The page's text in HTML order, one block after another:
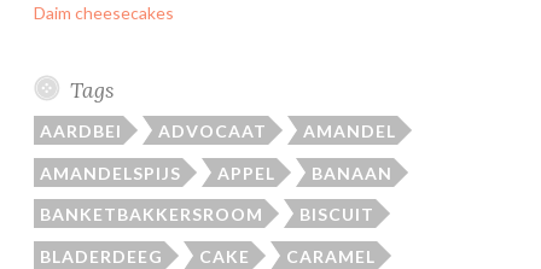
Daim cheesecakes
Tags
AARDBEI ADVOCAAT AMANDEL
AMANDELSPIJS APPEL BANAAN
BANKETBAKKERSROOM BISCUIT
BLADERDEEG CAKE CARAMEL